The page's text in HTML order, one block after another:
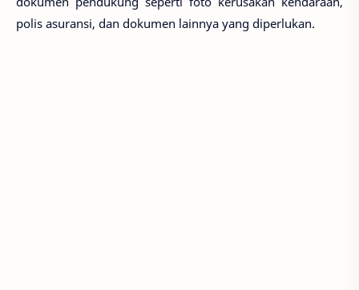
polis asuransi, dan dokumen lainnya yang diperlukan.